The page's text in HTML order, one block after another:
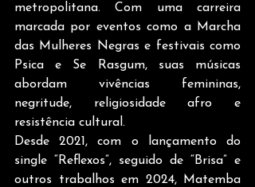
metropolitana. Com uma carreira
marcada por eventos como a Marcha
das Mulheres Negras e festivais como
Psica e Se Rasgum, suas músicas
abordam vivências femininas,
negritude, religiosidade afro e
resistência cultural.
Desde 2021, com o lançamento do
single “Reflexos”, seguido de “Brisa” e
outros trabalhos em 2024, Matemba